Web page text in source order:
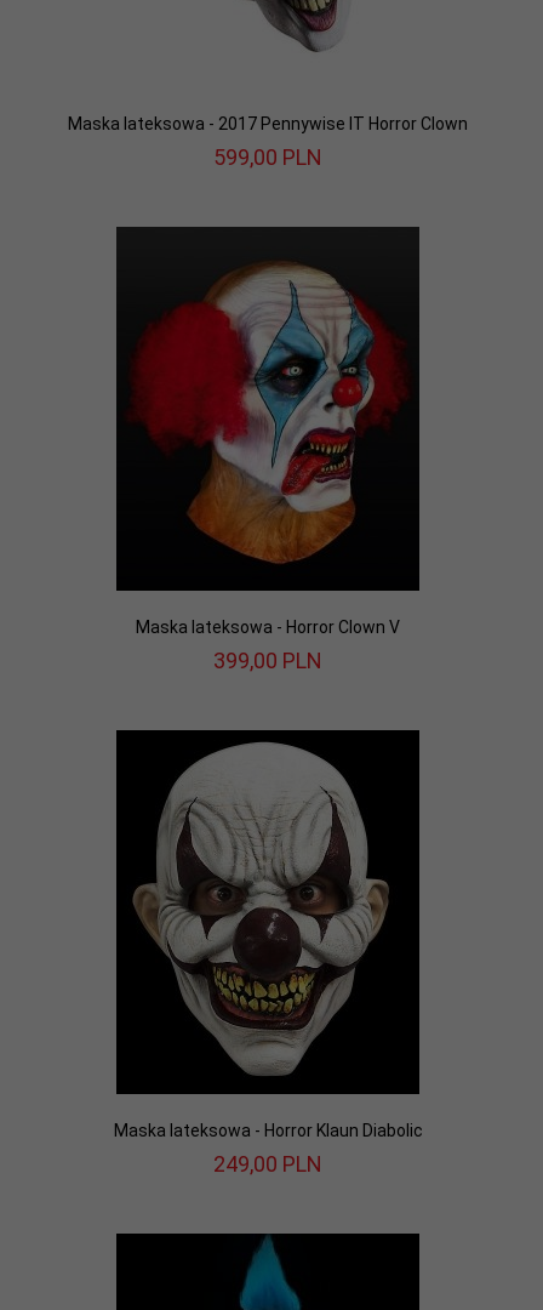
Maska lateksowa - 2017 Pennywise IT Horror Clown
599,00 PLN
Maska lateksowa - Horror Clown V
399,00 PLN
Maska lateksowa - Horror Klaun Diabolic
249,00 PLN